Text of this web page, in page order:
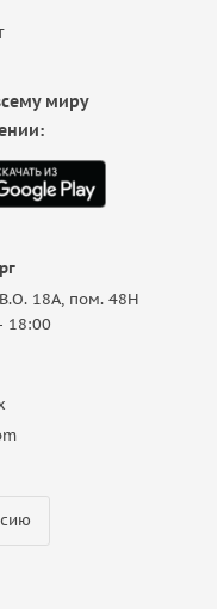
18A, пом. 48Н
18:00
миру